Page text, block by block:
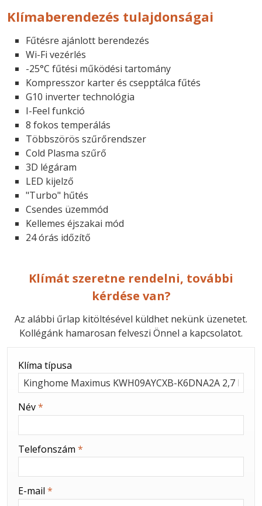
Klímaberendezés tulajdonságai
Fűtésre ajánlott berendezés
Wi-Fi vezérlés
-25°C fűtési működési tartomány
Kompresszor karter és csepptálca fűtés
G10 inverter technológia
I-Feel funkció
8 fokos temperálás
Többszörös szűrőrendszer
Cold Plasma szűrő
3D légáram
LED kijelző
"Turbo" hűtés
Csendes üzemmód
Kellemes éjszakai mód
24 órás időzítő
Klímát szeretne rendelni, további
kérdése van?
Az alábbi űrlap kitöltésével küldhet nekünk üzenetet.
Kollégánk hamarosan felveszi Önnel a kapcsolatot.
-
-
-
-
Klíma típusa
Név*
Telefonszám *
E-mail *